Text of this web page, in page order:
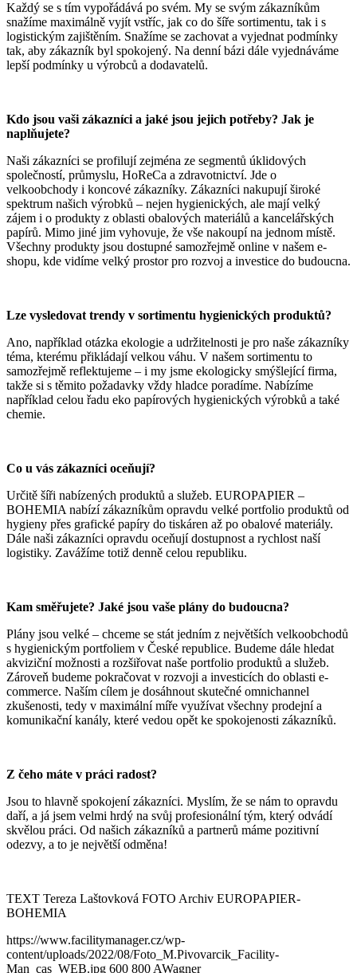
Každý se s tím vypořádává po svém. My se svým zákazníkům
snažíme maximálně vyjít vstříc, jak co do šíře sortimentu, tak i s
logistickým zajištěním. Snažíme se zachovat a vyjednat podmínky
tak, aby zákazník byl spokojený. Na denní bázi dále vyjednáváme
lepší podmínky u výrobců a dodavatelů.
Kdo jsou vaši zákazníci a jaké jsou jejich potřeby? Jak je
naplňujete?
Naši zákazníci se profilují zejména ze segmentů úklidových
společností, průmyslu, HoReCa a zdravotnictví. Jde o
velkoobchody i koncové zákazníky. Zákazníci nakupují široké
spektrum našich výrobků – nejen hygienických, ale mají velký
zájem i o produkty z oblasti obalových materiálů a kancelářských
papírů. Mimo jiné jim vyhovuje, že vše nakoupí na jednom místě.
Všechny produkty jsou dostupné samozřejmě online v našem e-
shopu, kde vidíme velký prostor pro rozvoj a investice do budoucna.
Lze vysledovat trendy v sortimentu hygienických produktů?
Ano, například otázka ekologie a udržitelnosti je pro naše zákazníky
téma, kterému přikládají velkou váhu. V našem sortimentu to
samozřejmě reflektujeme – i my jsme ekologicky smýšlející firma,
takže si s těmito požadavky vždy hladce poradíme. Nabízíme
například celou řadu eko papírových hygienických výrobků a také
chemie.
Co u vás zákazníci oceňují?
Určitě šíři nabízených produktů a služeb. EUROPAPIER –
BOHEMIA nabízí zákazníkům opravdu velké portfolio produktů od
hygieny přes grafické papíry do tiskáren až po obalové materiály.
Dále naši zákazníci opravdu oceňují dostupnost a rychlost naší
logistiky. Zavážíme totiž denně celou republiku.
Kam směřujete? Jaké jsou vaše plány do budoucna?
Plány jsou velké – chceme se stát jedním z největších velkoobchodů
s hygienickým portfoliem v České republice. Budeme dále hledat
akviziční možnosti a rozšiřovat naše portfolio produktů a služeb.
Zároveň budeme pokračovat v rozvoji a investicích do oblasti e-
commerce. Naším cílem je dosáhnout skutečné omnichannel
zkušenosti, tedy v maximální míře využívat všechny prodejní a
komunikační kanály, které vedou opět ke spokojenosti zákazníků.
Z čeho máte v práci radost?
Jsou to hlavně spokojení zákazníci. Myslím, že se nám to opravdu
daří, a já jsem velmi hrdý na svůj profesionální tým, který odvádí
skvělou práci. Od našich zákazníků a partnerů máme pozitivní
odezvy, a to je největší odměna!
TEXT Tereza Laštovková FOTO Archiv EUROPAPIER-
BOHEMIA
https://www.facilitymanager.cz/wp-
content/uploads/2022/08/Foto_M.Pivovarcik_Facility-
Man_cas_WEB.jpg 600 800 AWagner